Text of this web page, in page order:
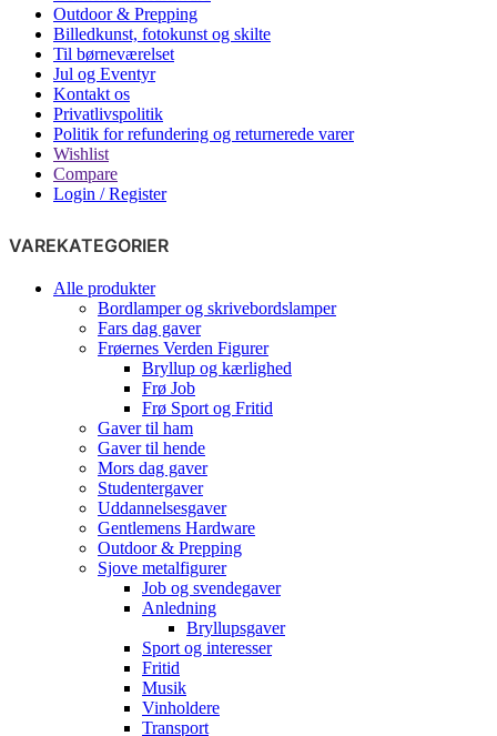
Outdoor & Prepping
Billedkunst, fotokunst og skilte
Til børneværelset
Jul og Eventyr
Kontakt os
Privatlivspolitik
Politik for refundering og returnerede varer
Wishlist
Compare
Login / Register
VAREKATEGORIER
Alle produkter
Bordlamper og skrivebordslamper
Fars dag gaver
Frøernes Verden Figurer
Bryllup og kærlighed
Frø Job
Frø Sport og Fritid
Gaver til ham
Gaver til hende
Mors dag gaver
Studentergaver
Uddannelsesgaver
Gentlemens Hardware
Outdoor & Prepping
Sjove metalfigurer
Job og svendegaver
Anledning
Bryllupsgaver
Sport og interesser
Fritid
Musik
Vinholdere
Transport